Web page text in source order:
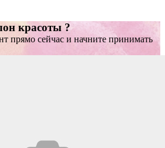
красоты ?
прямо сейчас и начните принимать